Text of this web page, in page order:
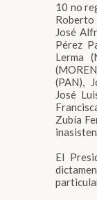
10 no
Roberto
José
Pérez
Lerma
(PAN),
José
Zubía
El